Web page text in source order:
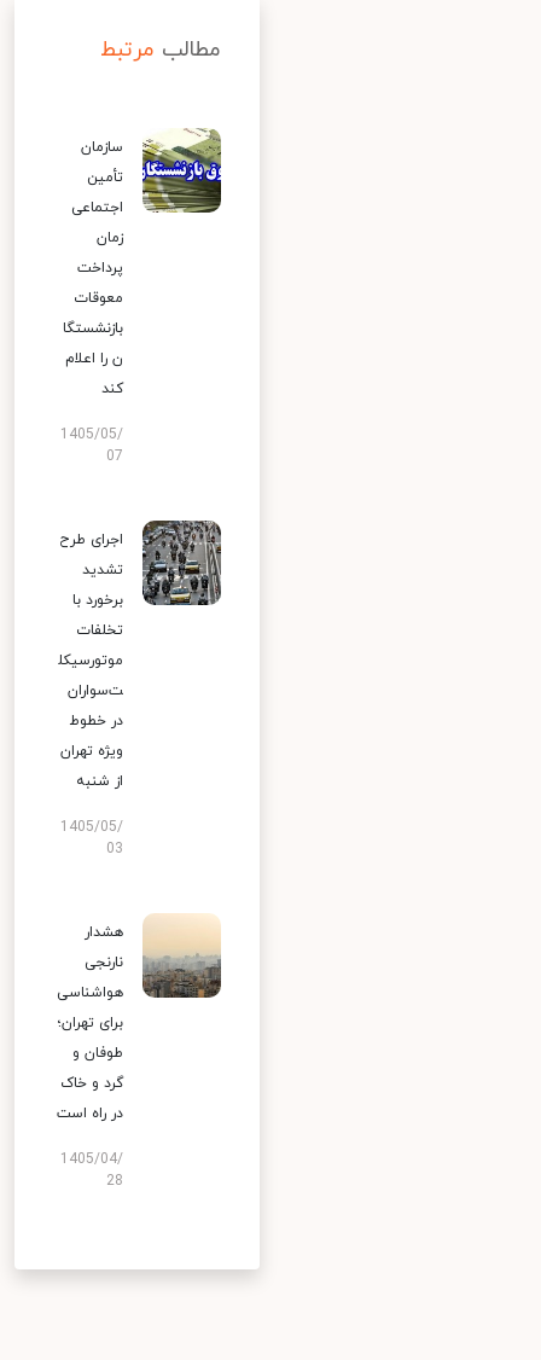
مطالب مرتبط
سازمان
تأمین
اجتماعی
زمان
پرداخت
معوقات
بازنشستگا
ن را اعلام
کند
1405/05/
07
اجرای طرح
تشدید
برخورد با
تخلفات
موتورسیکل
ت‌سواران
در خطوط
ویژه تهران
از شنبه
1405/05/
03
هشدار
نارنجی
هواشناسی
برای تهران؛
طوفان و
گرد و خاک
در راه است
1405/04/
28